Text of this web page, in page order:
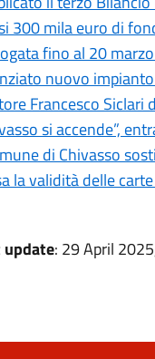
300 mila euro di
fino al 20
nuovo
Francesco Siclari
si accende”,
di Chivasso
la validità delle
update: 29 April